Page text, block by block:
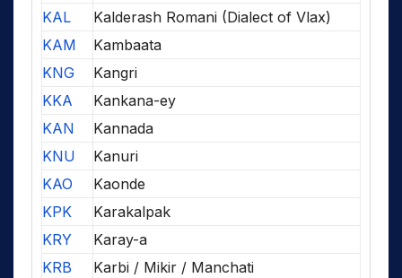
KAL
Kalderash Romani (Dialect of Vlax)
KAM
Kambaata
KNG
Kangri
KKA
Kankana-ey
KAN
Kannada
KNU
Kanuri
KAO
Kaonde
KPK
Karakalpak
KRY
Karay-a
KRB
Karbi / Mikir / Manchati